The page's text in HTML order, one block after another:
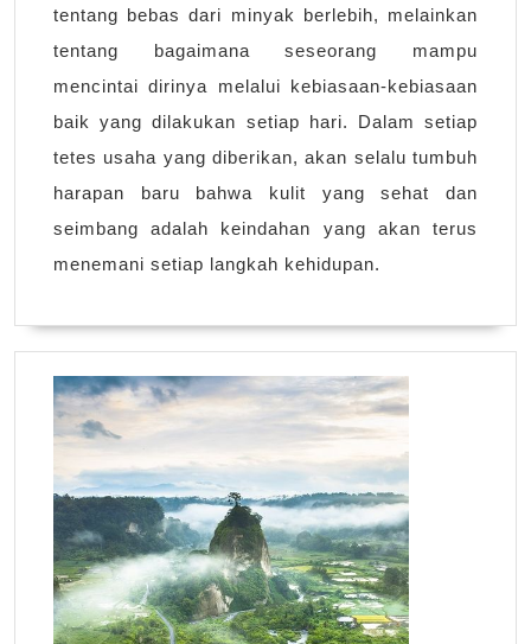
tentang bebas dari minyak berlebih, melainkan
tentang bagaimana seseorang mampu
mencintai dirinya melalui kebiasaan-kebiasaan
baik yang dilakukan setiap hari. Dalam setiap
tetes usaha yang diberikan, akan selalu tumbuh
harapan baru bahwa kulit yang sehat dan
seimbang adalah keindahan yang akan terus
menemani setiap langkah kehidupan.